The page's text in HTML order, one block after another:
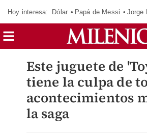
Hoy interesa: Dólar Papá de Messi Jorge
Este juguete de
tiene la culpa de
acontecimientos
la saga